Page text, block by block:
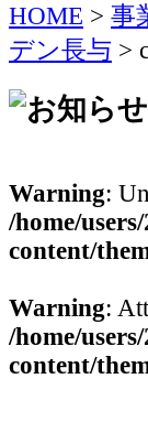
HOME > 事
デン長与 >
Warning:
/home/
content/
Warning:
/home/
content/